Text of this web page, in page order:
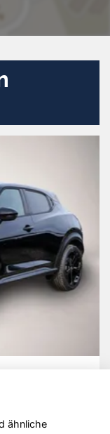
ähnliche